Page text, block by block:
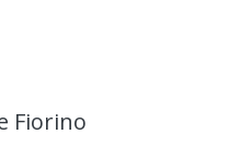
Fiorino